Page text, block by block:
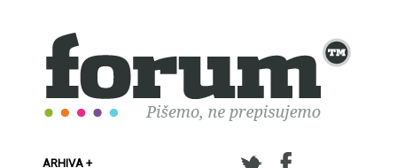
ARHIVA +